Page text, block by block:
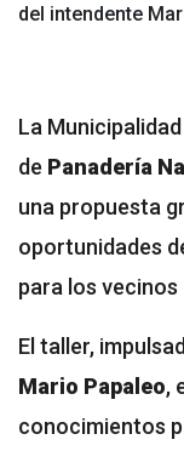
del intendente
La
de Panadería
una propuesta
oportunidades
para los vecinos
El taller,
Mario Papaleo,
conocimientos